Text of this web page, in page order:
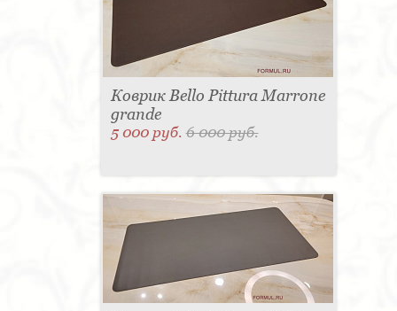
Коврик Bello Pittura Marrone
grande
5 000 руб.6 000 руб.